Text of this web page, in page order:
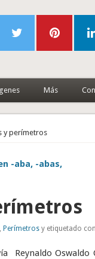
Más
y perímetros
-aba, -abas,
,Perímetros y etiquetado
Reynaldo